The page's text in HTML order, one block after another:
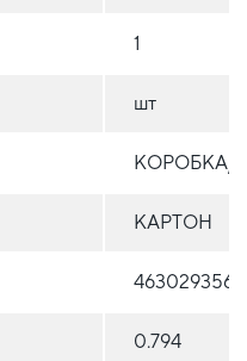
1
шт
КОРОБКА/
КАРТОН
0.794